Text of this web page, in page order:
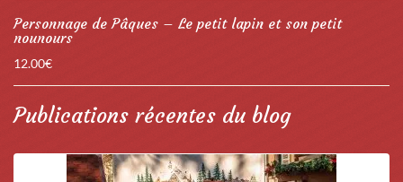
Personnage de Pâques – Le petit lapin et son petit
nounours
12.00€
Publications récentes du blog